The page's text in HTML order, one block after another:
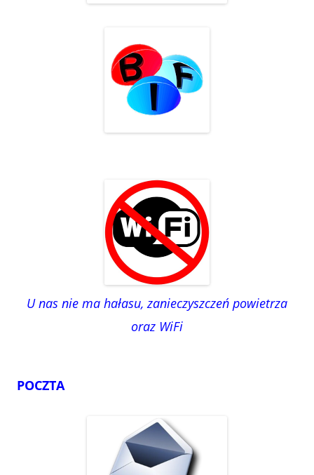
U nas nie ma hałasu, zanieczyszczeń powietrza
oraz WiFi
POCZTA